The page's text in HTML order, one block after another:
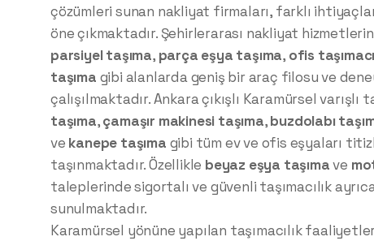
çözümleri sunan nakliyat firmaları, farklı
öne çıkmaktadır. Şehirlerarası nakliyat
parsiyel taşıma, parça eşya taşıma, ofis
taşıma gibi alanlarda geniş bir araç filosu ve
çalışılmaktadır. Ankara çıkışlı Karamürsel varışlı
taşıma,çamaşır makinesi taşıma,buzdolabı
ve kanepe taşıma gibi tüm ev ve ofis eşyaları
taşınmaktadır. Özellikle beyaz eşya taşımave
taleplerinde sigortalı ve güvenli taşımacılık
sunulmaktadır.
Karamürsel yönüne yapılan taşımacılık